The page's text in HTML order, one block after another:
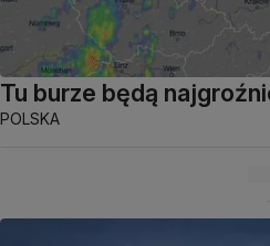
Tu burze będą
POLSKA